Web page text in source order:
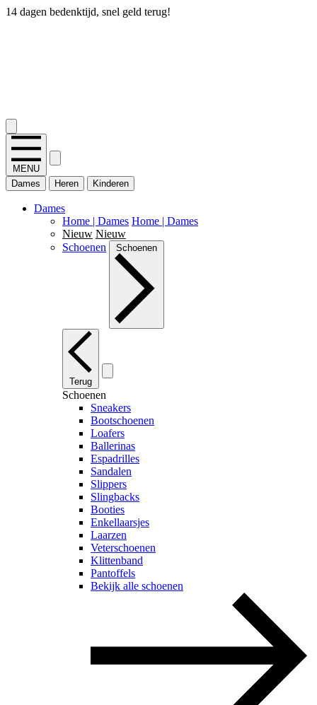
14 dagen bedenktijd, snel geld terug!
MENU
Dames
Heren Kinderen
Dames
Home | Dames Home | Dames
Nieuw Nieuw
Schoenen
Schoenen
Terug
Schoenen
Sneakers
Bootschoenen
Loafers
Ballerinas
Espadrilles
Sandalen
Slippers
Slingbacks
Booties
Enkellaarsjes
Laarzen
Veterschoenen
Klittenband
Pantoffels
Bekijk alle schoenen